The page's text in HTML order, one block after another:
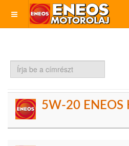
Írja
a
5W-20 ENEOS